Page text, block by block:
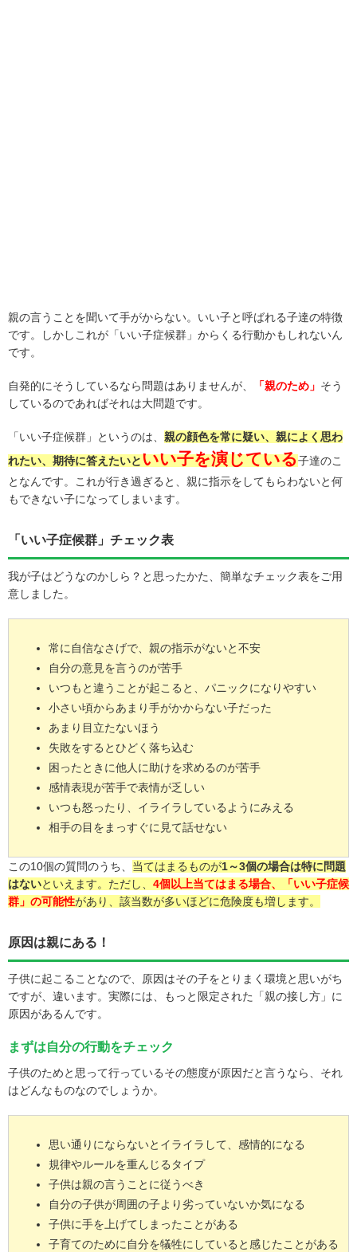
親の言うことを聞いて手がからない。いい子と呼ばれる子達の特徴
です。しかしこれが「いい子症候群」からくる行動かもしれないん
です。
自発的にそうしているなら問題はありませんが、 「親のため」 そう
しているのであればそれは大問題です。
「いい子症候群」というのは、 親の顔色を常に疑い、親によく思わ
れたい、期待に答えたいといい子を演じている子達のこ
となんです。これが行き過ぎると、親に指示をしてもらわないと何
もできない子になってしまいます。
「いい子症候群」チェック表
我が子はどうなのかしら？と思ったかた、簡単なチェック表をご用
意しました。
常に自信なさげで、親の指示がないと不安
自分の意見を言うのが苦手
いつもと違うことが起こると、パニックになりやすい
小さい頃からあまり手がかからない子だった
あまり目立たないほう
失敗をするとひどく落ち込む
困ったときに他人に助けを求めるのが苦手
感情表現が苦手で表情が乏しい
いつも怒ったり、イライラしているようにみえる
相手の目をまっすぐに見て話せない
この10個の質問のうち、 当てはまるものが1～3個の場合は特に問題
はないといえます。ただし、 4個以上当てはまる場合、「いい子症候
群」の可能性があり、該当数が多いほどに危険度も増します。
原因は親にある！
子供に起こることなので、原因はその子をとりまく環境と思いがち
ですが、違います。実際には、もっと限定された「親の接し方」に
原因があるんです。
まずは自分の行動をチェック
子供のためと思って行っているその態度が原因だと言うなら、それ
はどんなものなのでしょうか。
思い通りにならないとイライラして、感情的になる
規律やルールを重んじるタイプ
子供は親の言うことに従うべき
自分の子供が周囲の子より劣っていないか気になる
子供に手を上げてしまったことがある
子育てのために自分を犠牲にしていると感じたことがある